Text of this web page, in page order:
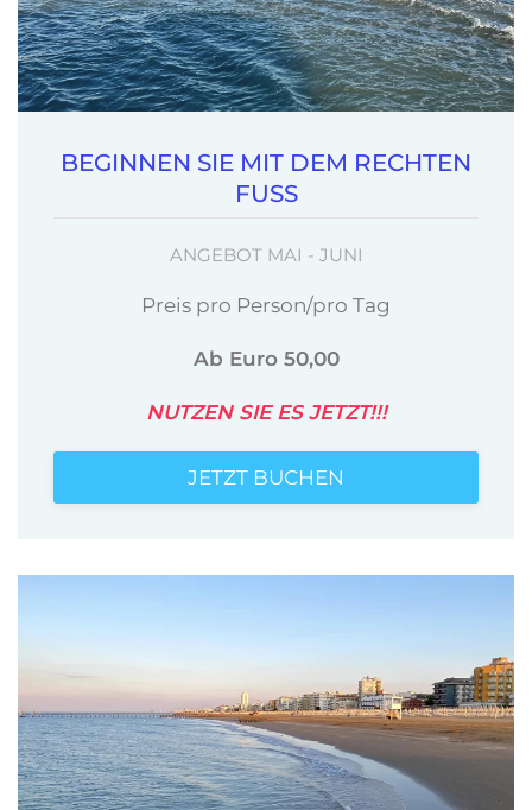
BEGINNEN SIE MIT DEM RECHTEN
FUSS
ANGEBOT MAI - JUNI
Preis pro Person/pro Tag
Ab Euro 50,00
NUTZEN SIE ES JETZT!!!
JETZT BUCHEN